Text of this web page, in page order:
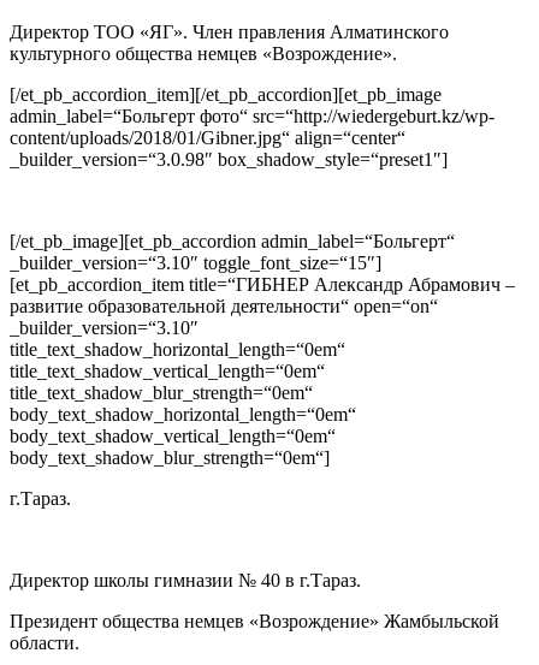
Директор ТОО «ЯГ». Член правления Алматинского
культурного общества немцев «Возрождение».
[/et_pb_accordion_item][/et_pb_accordion][et_pb_image
admin_label=“Больгерт фото“ src=“http://wiedergeburt.kz/wp-
content/uploads/2018/01/Gibner.jpg“ align=“center“
_builder_version=“3.0.98″ box_shadow_style=“preset1″]
[/et_pb_image][et_pb_accordion admin_label=“Больгерт“
_builder_version=“3.10″ toggle_font_size=“15″]
[et_pb_accordion_item title=“ГИБНЕР Александр Абрамович –
развитие образовательной деятельности“ open=“on“
_builder_version=“3.10″
title_text_shadow_horizontal_length=“0em“
title_text_shadow_vertical_length=“0em“
title_text_shadow_blur_strength=“0em“
body_text_shadow_horizontal_length=“0em“
body_text_shadow_vertical_length=“0em“
body_text_shadow_blur_strength=“0em“]
г.Тараз.
Директор школы гимназии № 40 в г.Тараз.
Президент общества немцев «Возрождение» Жамбыльской
области.